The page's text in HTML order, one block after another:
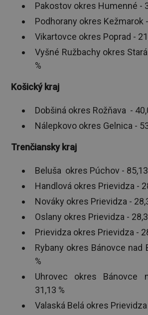
Pakostov okres Humenné -
Podhorany okres Kežmarok
Vikartovce okres Poprad -
Vyšné Ružbachy okres
%
Košický kraj
Dobšiná okres Rožňava -
Nálepkovo okres Gelnica -
Trenčiansky kraj
Beluša okres Púchov - 85,13
Handlová okres Prievidza -
Nováky okres Prievidza -
Oslany okres Prievidza -
Prievidza okres Prievidza -
Rybany okres Bánovce nad
%
Uhrovec okres Bánovce
31,13 %
Valaská Belá okres Prievidza